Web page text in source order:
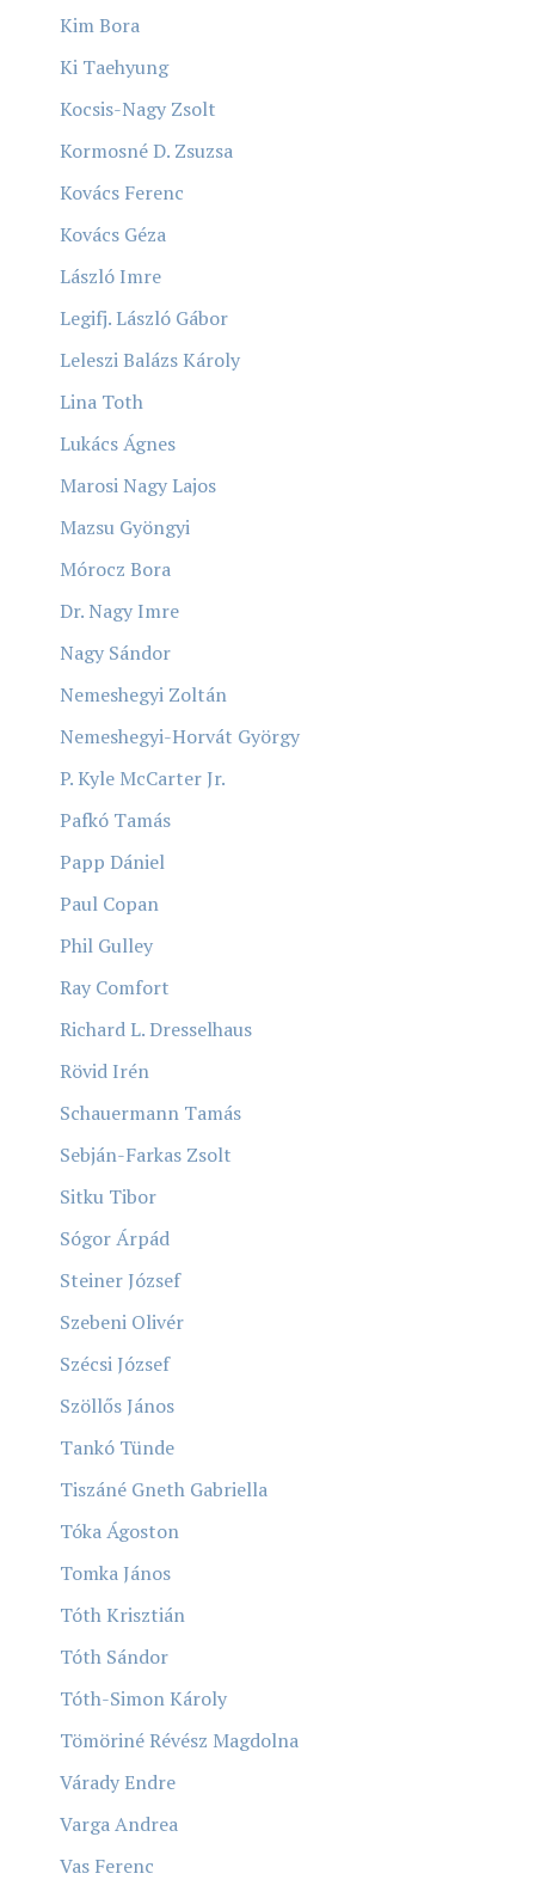
Kim Bora
Ki Taehyung
Kocsis-Nagy Zsolt
Kormosné D. Zsuzsa
Kovács Ferenc
Kovács Géza
László Imre
Legifj. László Gábor
Leleszi Balázs Károly
Lina Toth
Lukács Ágnes
Marosi Nagy Lajos
Mazsu Gyöngyi
Mórocz Bora
Dr. Nagy Imre
Nagy Sándor
Nemeshegyi Zoltán
Nemeshegyi-Horvát György
P. Kyle McCarter Jr.
Pafkó Tamás
Papp Dániel
Paul Copan
Phil Gulley
Ray Comfort
Richard L. Dresselhaus
Rövid Irén
Schauermann Tamás
Sebján-Farkas Zsolt
Sitku Tibor
Sógor Árpád
Steiner József
Szebeni Olivér
Szécsi József
Szöllős János
Tankó Tünde
Tiszáné Gneth Gabriella
Tóka Ágoston
Tomka János
Tóth Krisztián
Tóth Sándor
Tóth-Simon Károly
Tömöriné Révész Magdolna
Várady Endre
Varga Andrea
Vas Ferenc